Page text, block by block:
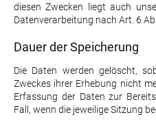
diesen Zwecken liegt auch
Datenverarbeitung nach Art. 6
Dauer der Speicherung
Die Daten werden gelöscht,
Zweckes ihrer Erhebung nicht
Erfassung der Daten zur
Fall, wenn die jeweilige Sitzung